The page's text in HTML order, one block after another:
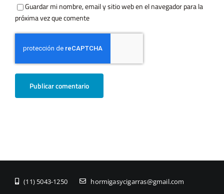
Guardar mi nombre, email y sitio web en el navegador para la
próxima vez que comente
(11) ­5043-1250
hormigasycigarras@gmail.com